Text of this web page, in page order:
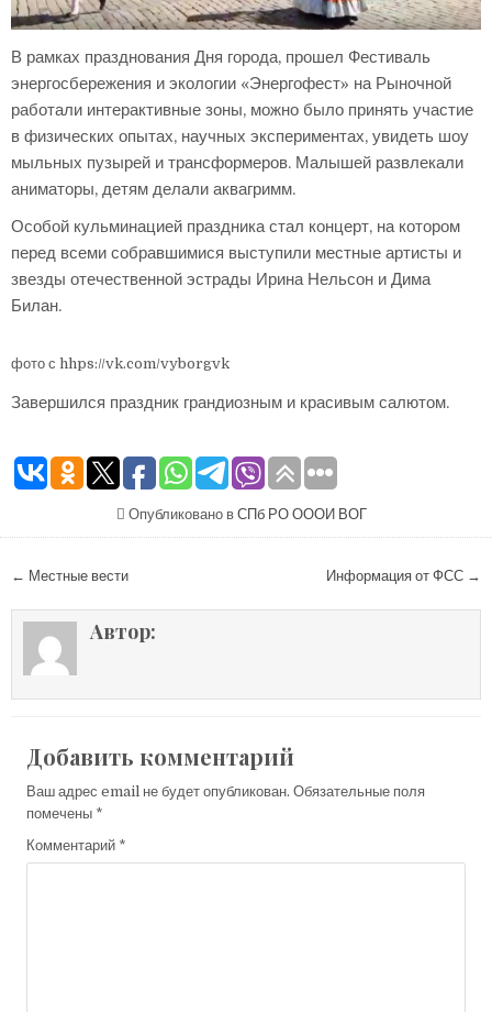
В рамках празднования Дня города, прошел Фестиваль
энергосбережения и экологии «Энергофест» на Рыночной
работали интерактивные зоны, можно было принять участие
в физических опытах, научных экспериментах, увидеть шоу
мыльных пузырей и трансформеров. Малышей развлекали
аниматоры, детям делали аквагримм.
Особой кульминацией праздника стал концерт, на котором
перед всеми собравшимися выступили местные артисты и
звезды отечественной эстрады Ирина Нельсон и Дима
Билан.
фото с hhps://vk.com/vyborgvk
Завершился праздник грандиозным и красивым салютом.
Опубликовано в СПб РО ОООИ ВОГ
Навигация по записям Информация от ФСС →
← Местные вести
Автор:
Добавить комментарий
Ваш адрес email не будет опубликован. Обязательные поля
помечены *
Комментарий *